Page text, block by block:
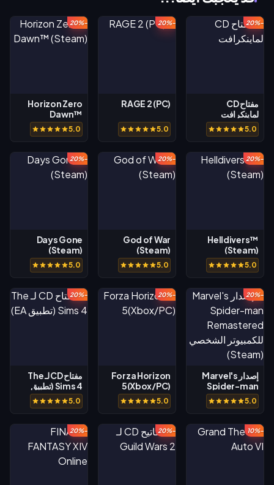
-20%
مفتاح CD
لماينكرافت
5.0
-20%
RAGE 2 (PC)
5.0
-20%
Horizon Zero
Dawn™
(Steam)
5.0
-20%
Helldivers™
(Steam)
5.0
-20%
God of War
(Steam)
5.0
-20%
Days Gone
(Steam)
5.0
-20%
إصدار Marvel's
Spider-man
Remastered
للكمبيوتر الشخصي
5.0
-20%
Forza Horizon
5(Xbox/PC)
5.0
-20%
مفتاح CD لـ The
Sims 4 (تطبيق
EA)
5.0
-10%
-20%
-20%